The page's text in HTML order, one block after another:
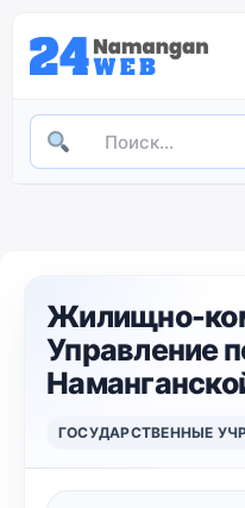
Жилищно-
Управление
ГОСУДАРСТВЕННЫЕ